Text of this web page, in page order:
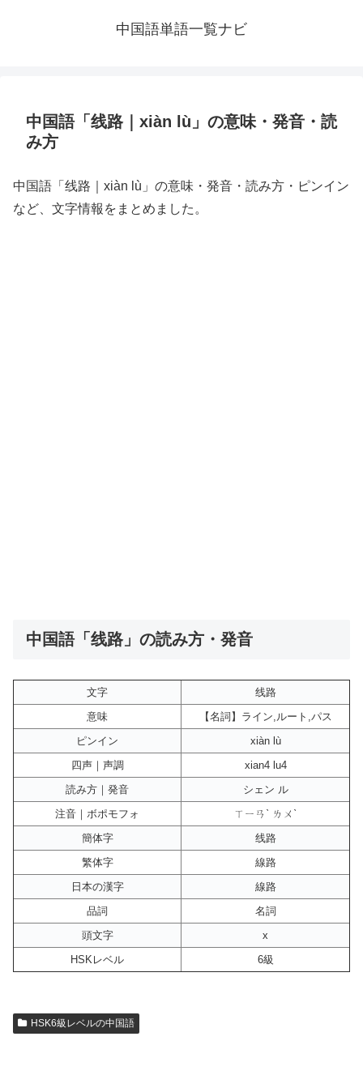
中国語単語一覧ナビ
中国語「线路｜xiàn lù」の意味・発音・読
み方
中国語「线路｜xiàn lù」の意味・発音・読み方・ピンイン
など、文字情報をまとめました。
中国語「线路」の読み方・発音
文字
线路
意味
【名詞】ライン,ルート,パス
ピンイン
xiàn lù
四声｜声調
xian4 lu4
読み方｜発音
シェン ル
注音｜ボポモフォ
ㄒㄧㄢˋ ㄌㄨˋ
簡体字
线路
繁体字
線路
日本の漢字
線路
品詞
名詞
頭文字
x
HSKレベル
6級
HSK6級レベルの中国語